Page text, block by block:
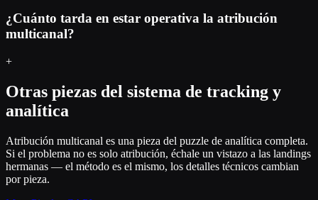
¿Cuánto tarda en estar operativa la atribución
multicanal?
+
Otras piezas del sistema de tracking y
analítica
Atribución multicanal es una pieza del puzzle de analítica completa.
Si el problema no es solo atribución, échale un vistazo a las landings
hermanas — el método es el mismo, los detalles técnicos cambian
por pieza.